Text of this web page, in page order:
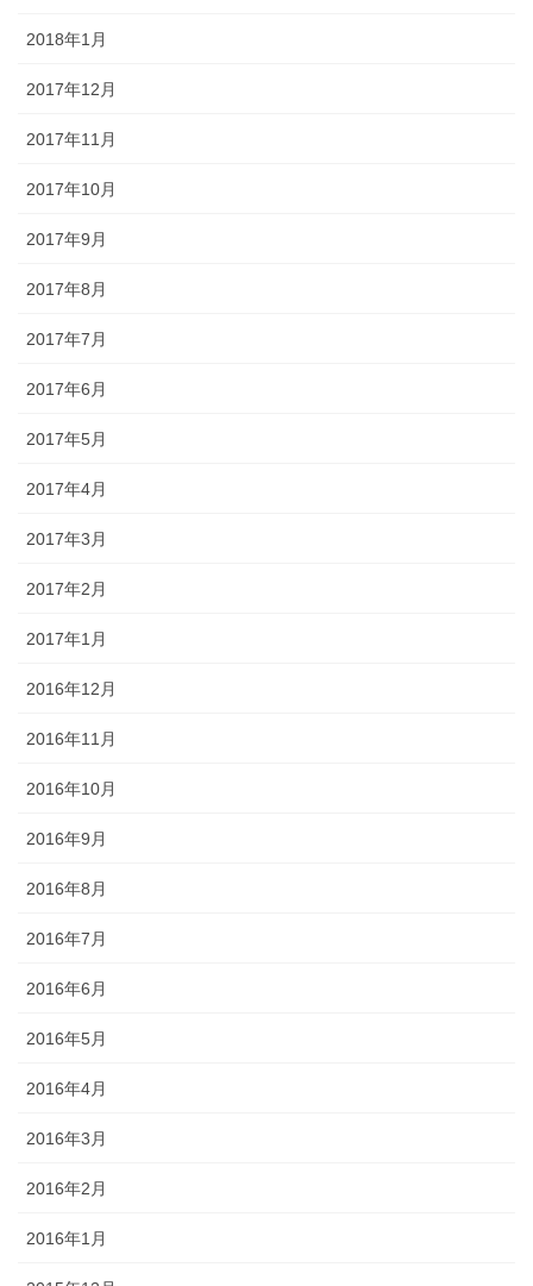
2018年1月
2017年12月
2017年11月
2017年10月
2017年9月
2017年8月
2017年7月
2017年6月
2017年5月
2017年4月
2017年3月
2017年2月
2017年1月
2016年12月
2016年11月
2016年10月
2016年9月
2016年8月
2016年7月
2016年6月
2016年5月
2016年4月
2016年3月
2016年2月
2016年1月